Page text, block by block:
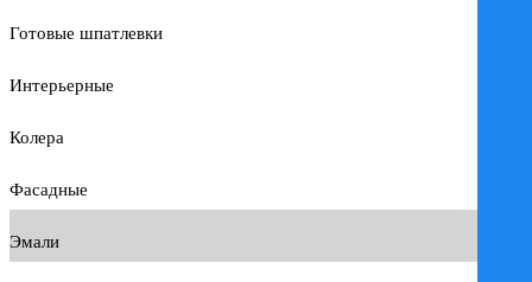
Готовые шпатлевки
Интерьерные
Колера
Фасадные
Эмали